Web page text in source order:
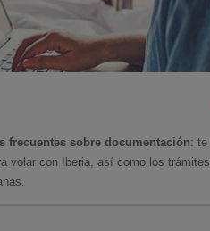
frecuentes sobre documentación: te
volar con Iberia, así como los trámites